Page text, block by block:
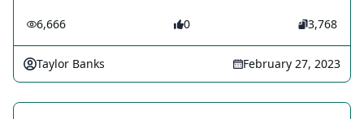
6,666 0 3,768
Taylor Banks February 27, 2023